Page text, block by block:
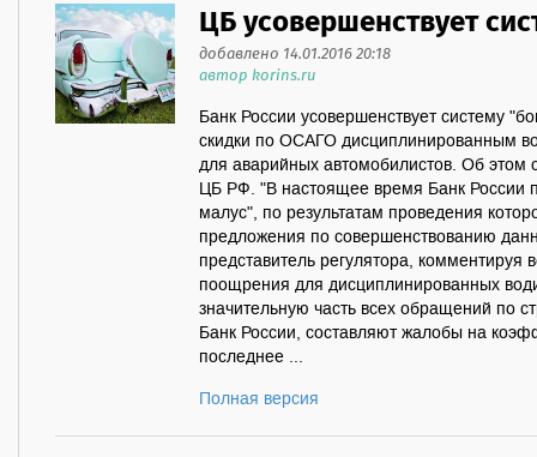
ЦБ усовершенствует
добавлено 14.01.2016 20:18
автор korins.ru
Банк России усовершенствует систему
скидки по ОСАГО дисциплинированным
для аварийных автомобилистов. Об этом
ЦБ РФ. "В настоящее время Банк России
малус", по результатам проведения
предложения по совершенствованию
представитель регулятора,
поощрения для дисциплинированных
значительную часть всех обращений по
Банк России, составляют жалобы на
последнее ...
Полная версия